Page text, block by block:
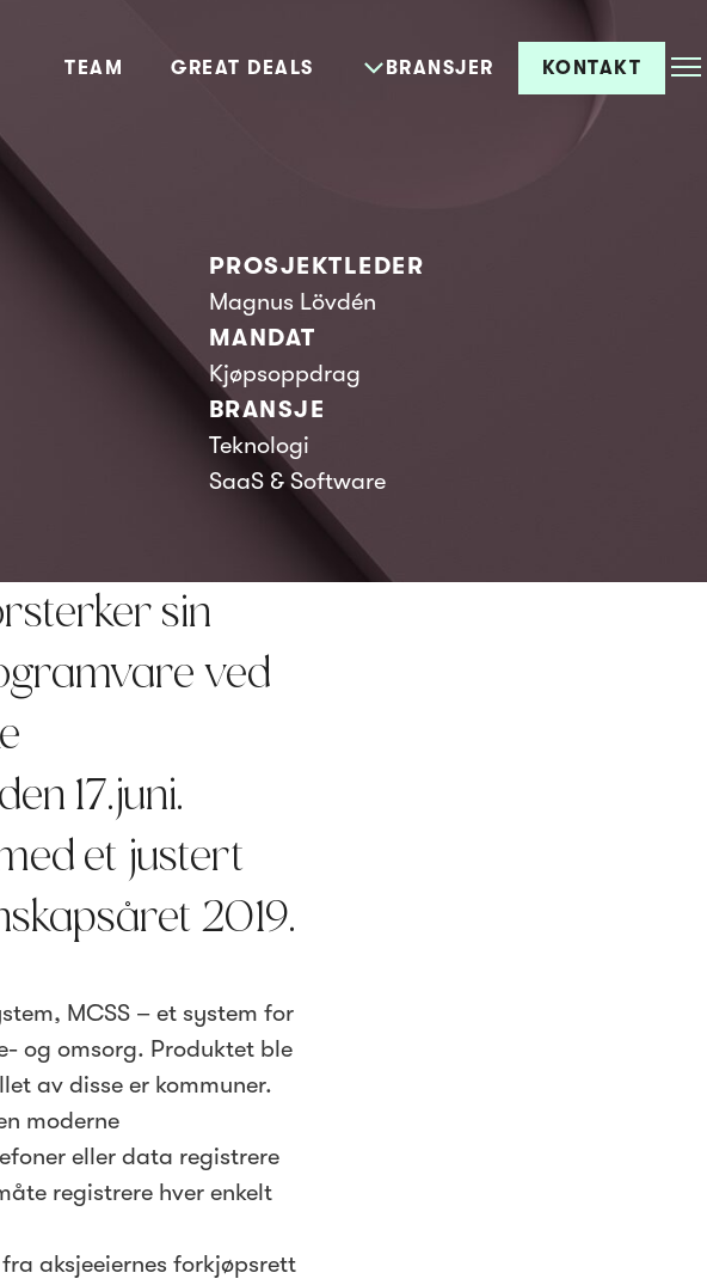
TEAM GREAT DEALS BRANSJER KONTAKT
PROSJEKTLEDER
Magnus Lövdén
MANDAT
Kjøpsoppdrag
BRANSJE
Teknologi
SaaS & Software
sin
ved
17.juni.
et justert
2019.
MCSS – et system for
og omsorg. Produktet ble
av disse er kommuner.
moderne
eller data registrere
registrere hver enkelt
aksjeeiernes forkjøpsrett